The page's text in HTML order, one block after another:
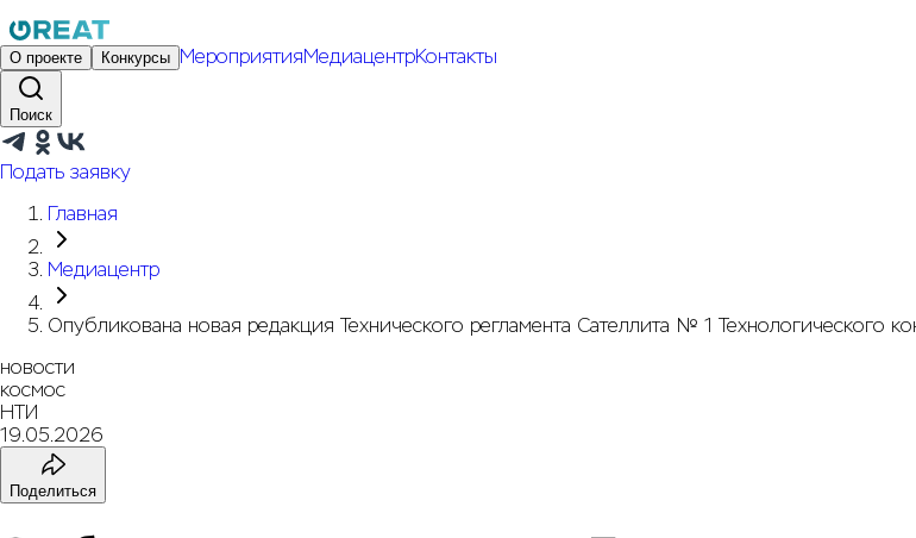
О проекте Конкурсы МероприятияМедиацентрКонтакты
Поиск
Подать заявку
Главная
Медиацентр
Опубликована новая редакция Технического регламента Сателлита № 1 Технологического
новости
космос
НТИ
19.05.2026
Поделиться